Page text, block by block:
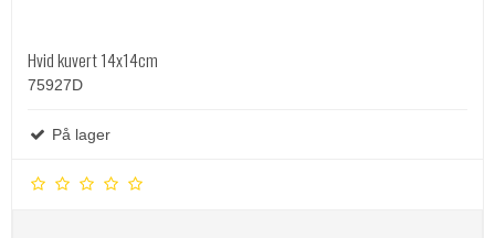
Hvid kuvert 14x14cm
75927D
På lager